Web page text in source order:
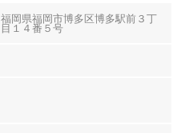
福岡県福岡市博多区博多駅前３丁
目１４番５号